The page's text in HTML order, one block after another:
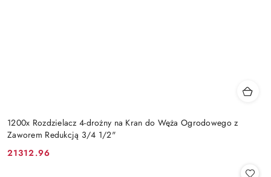
1200x Rozdzielacz 4-drożny na Kran do Węża Ogrodowego z
Zaworem Redukcją 3/4 1/2"
Cena:
21312.96